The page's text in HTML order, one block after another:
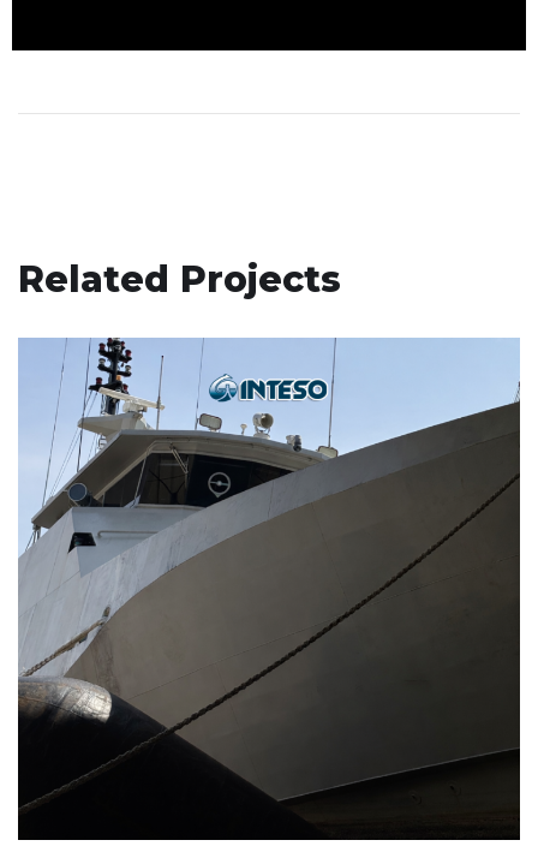
Related Projects
Docking Kapal KRI dengan
Sistem INTESO Marine Rubber
Airbag
MARINE AIRBAG